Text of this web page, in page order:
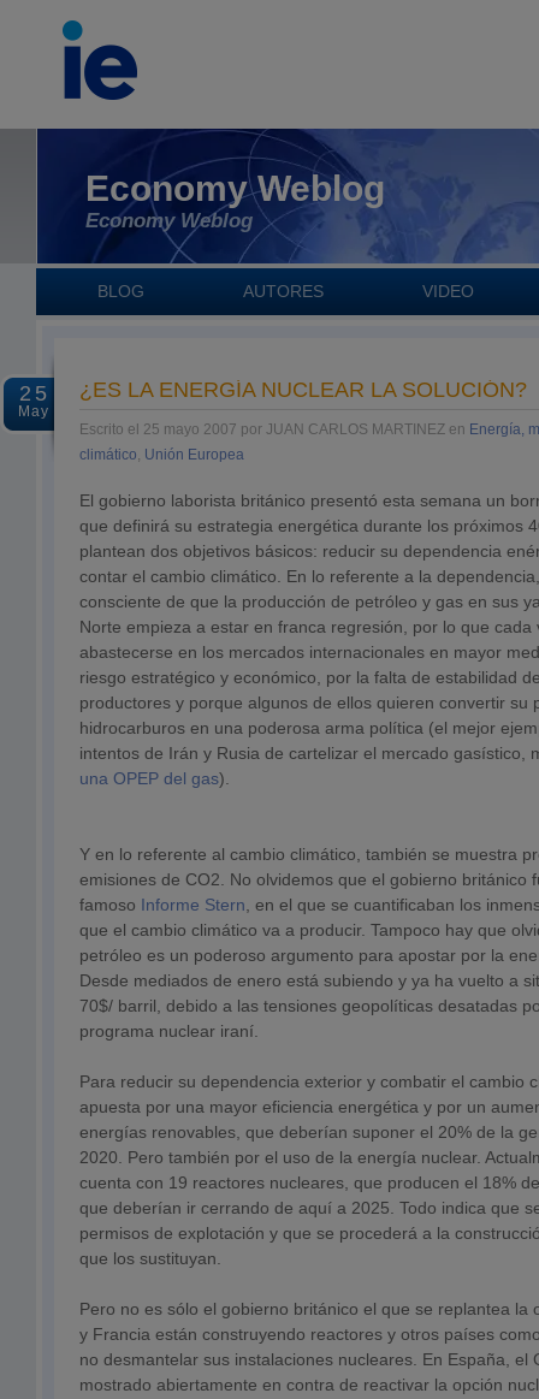
Economy Weblog
Economy Weblog
BLOG AUTORES VIDEO
25
May
¿ES LA ENERGÍA NUCLEAR LA SOLUCIÓN?
Escrito el 25 mayo 2007 por JUAN CARLOS MARTINEZ en Energía,
climático, Unión Europea
El gobierno laborista británico presentó esta semana un
que definirá su estrategia energética durante los próximos
plantean dos objetivos básicos: reducir su dependencia
contar el cambio climático. En lo referente a la
consciente de que la producción de petróleo y gas en sus
Norte empieza a estar en franca regresión, por lo que cada
abastecerse en los mercados internacionales en mayor
riesgo estratégico y económico, por la falta de estabilidad
productores y porque algunos de ellos quieren convertir su
hidrocarburos en una poderosa arma política (el mejor
intentos de Irán y Rusia de cartelizar el mercado gasístico,
una OPEP del gas).
Y en lo referente al cambio climático, también se muestra
emisiones de CO2. No olvidemos que el gobierno británico
famoso Informe Stern , en el que se cuantificaban los
que el cambio climático va a producir. Tampoco hay que
petróleo es un poderoso argumento para apostar por la
Desde mediados de enero está subiendo y ya ha vuelto a
70$/ barril, debido a las tensiones geopolíticas desatadas
programa nuclear iraní.
Para reducir su dependencia exterior y combatir el cambio
apuesta por una mayor eficiencia energética y por un
energías renovables, que deberían suponer el 20% de la
2020. Pero también por el uso de la energía nuclear.
cuenta con 19 reactores nucleares, que producen el 18%
que deberían ir cerrando de aquí a 2025. Todo indica que
permisos de explotación y que se procederá a la
que los sustituyan.
Pero no es sólo el gobierno británico el que se replantea la
y Francia están construyendo reactores y otros países
no desmantelar sus instalaciones nucleares. En España, el
mostrado abiertamente en contra de reactivar la opción